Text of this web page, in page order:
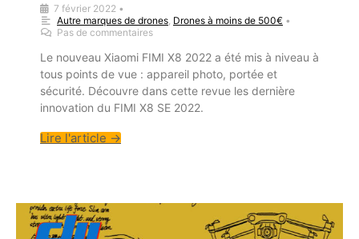
7 février 2022 •
Autre marques de drones, Drones à moins de 500€ •
Pas de commentaires
Le nouveau Xiaomi FIMI X8 2022 a été mis à niveau à
tous points de vue : appareil photo, portée et
sécurité. Découvre dans cette revue les dernière
innovation du FIMI X8 SE 2022.
Lire l'article →